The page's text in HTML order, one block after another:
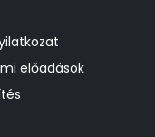
előadások